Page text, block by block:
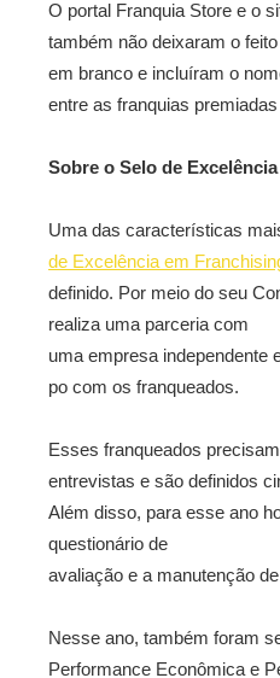
O portal Franquia Store e o
também não deixaram o
em branco e incluíram o
entre as franquias
Sobre o Selo de
Uma das características
de Excelência em
definido. Por meio do seu
realiza uma parceria com
uma empresa independente
po com os franqueados.
Esses franqueados
entrevistas e são definidos
Além disso, para esse ano
questionário de
avaliação e a manutenção
Nesse ano, também foram
Performance Econômica e